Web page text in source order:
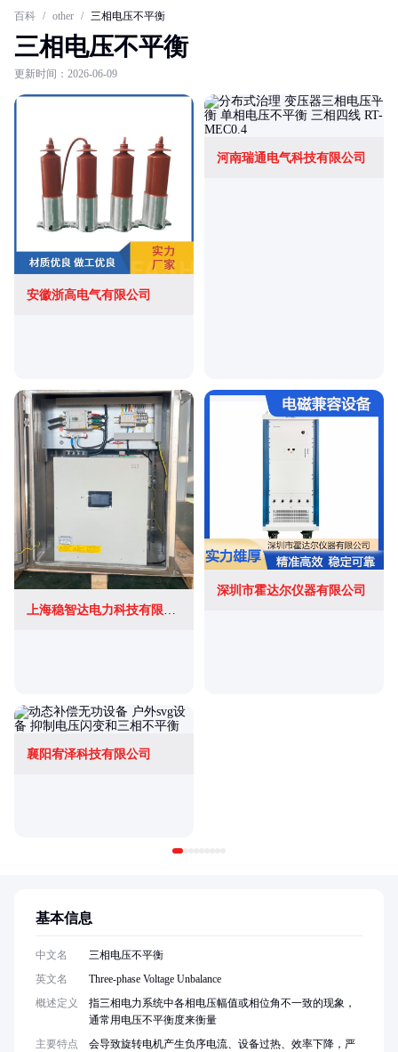
百科 / other / 三相电压不平衡
三相电压不平衡
更新时间：2026-06-09
安徽浙高电气有限公司
河南瑞通电气科技有限公司
上海稳智达电力科技有限公司
深圳市霍达尔仪器有限公司
襄阳宥泽科技有限公司
基本信息
中文名
三相电压不平衡
英文名
Three-phase Voltage Unbalance
概述定义
指三相电力系统中各相电压幅值或相位角不一致的现象，
通常用电压不平衡度来衡量
主要特点
会导致旋转电机产生负序电流、设备过热、效率下降，严